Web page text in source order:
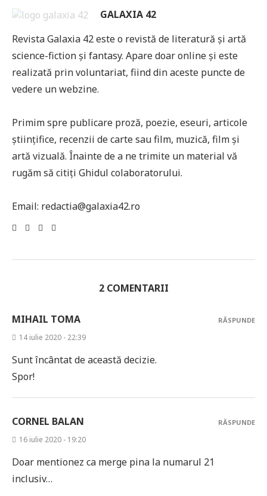
GALAXIA 42
Revista Galaxia 42 este o revistă de literatură și artă
science-fiction și fantasy. Apare doar online și este
realizată prin voluntariat, fiind din aceste puncte de
vedere un webzine.
Primim spre publicare proză, poezie, eseuri, articole
științifice, recenzii de carte sau film, muzică, film și
artă vizuală. Înainte de a ne trimite un material vă
rugăm să citiți Ghidul colaboratorului.
Email: redactia@galaxia42.ro
2 COMENTARII
MIHAIL TOMA
14 iulie 2020 - 22:39
Sunt încântat de această decizie.
Spor!
RĂSPUNDE
CORNEL BALAN
16 iulie 2020 - 19:20
Doar mentionez ca merge pina la numarul 21
inclusiv…
RĂSPUNDE